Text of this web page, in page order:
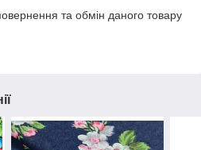
та обмін даного товару